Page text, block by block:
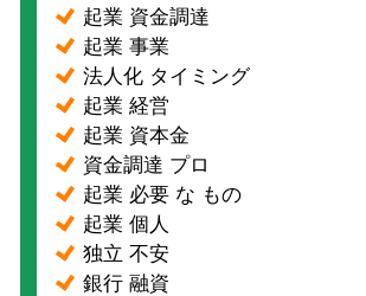
起業 資金調達
起業 事業
法人化 タイミング
起業 経営
起業 資本金
資金調達 プロ
起業 必要 な もの
起業 個人
独立 不安
銀行 融資